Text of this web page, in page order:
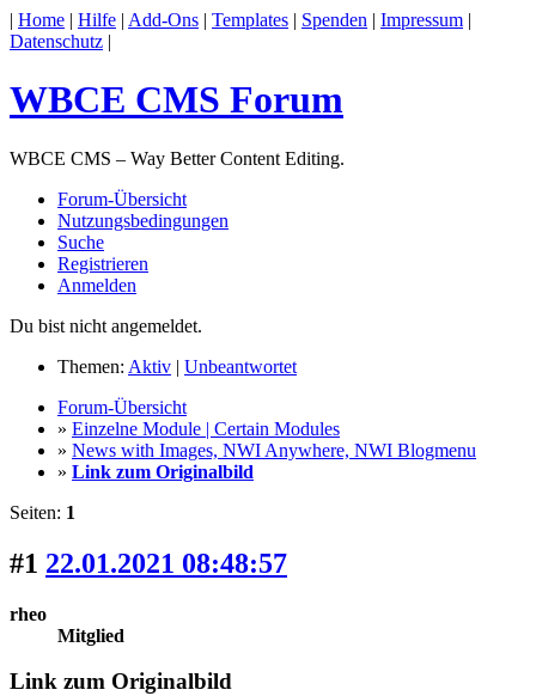
| Home | Hilfe | Add-Ons | Templates | Spenden | Impressum |
Datenschutz |
WBCE CMS Forum
WBCE CMS – Way Better Content Editing.
Forum-Übersicht
Nutzungsbedingungen
Suche
Registrieren
Anmelden
Du bist nicht angemeldet.
Themen: Aktiv | Unbeantwortet
Forum-Übersicht
» Einzelne Module | Certain Modules
» News with Images, NWI Anywhere, NWI Blogmenu
» Link zum Originalbild
Seiten: 1
#1 22.01.2021 08:48:57
rheo
Mitglied
Link zum Originalbild